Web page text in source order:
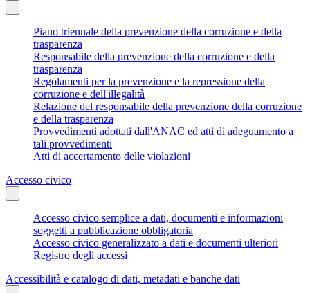
Piano triennale della prevenzione della corruzione e della
trasparenza
Responsabile della prevenzione della corruzione e della
trasparenza
Regolamenti per la prevenzione e la repressione della
corruzione e dell'illegalità
Relazione del responsabile della prevenzione della corruzione
e della trasparenza
Provvedimenti adottati dall'ANAC ed atti di adeguamento a
tali provvedimenti
Atti di accertamento delle violazioni
Accesso civico
Accesso civico semplice a dati, documenti e informazioni
soggetti a pubblicazione obbligatoria
Accesso civico generalizzato a dati e documenti ulteriori
Registro degli accessi
Accessibilità e catalogo di dati, metadati e banche dati